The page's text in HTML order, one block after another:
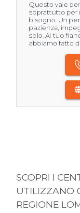
Questo vale
soprattutto per
bisogno. Un
pazienza,
solo. Al tuo
abbiamo fatto
SCOPRI I
UTILIZZANO
REGIONE